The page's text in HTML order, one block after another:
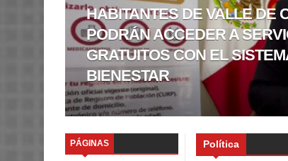
HABITANTES DE VALLE DE
PODRÁN ACCEDER A
GRATUITOS CON EL
BIENESTAR
PÁGINAS Política